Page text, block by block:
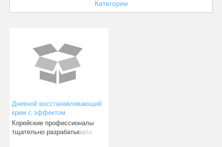
Категории
Дневной восстанавливающий
крем с эффектом
липофилинга ADELLINE cica
volufiline repair vital day cream
Корейские профессионалы
тщательно разрабатывали